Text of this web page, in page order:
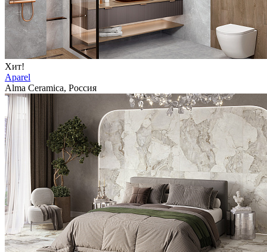
Хит!
Aparel
Alma Ceramica, Россия